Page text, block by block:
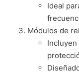
Ideal
Módulos de